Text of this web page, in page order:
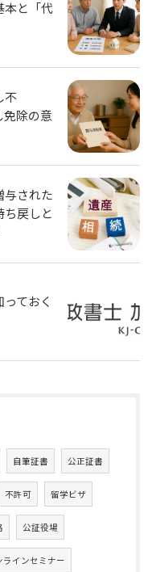
本と「代
不
除の意
与された
戻しと
ておく
自筆証書 公正証書
不許可 留学ビザ
公証役場
ラインセミナー